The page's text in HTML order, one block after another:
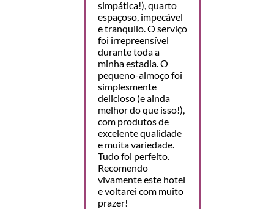
simpática!), quarto
espaçoso, impecável
e tranquilo. O serviço
foi irrepreensível
durante toda a
minha estadia. O
pequeno-almoço foi
simplesmente
delicioso (e ainda
melhor do que isso!),
com produtos de
excelente qualidade
e muita variedade.
Tudo foi perfeito.
Recomendo
vivamente este hotel
e voltarei com muito
prazer!